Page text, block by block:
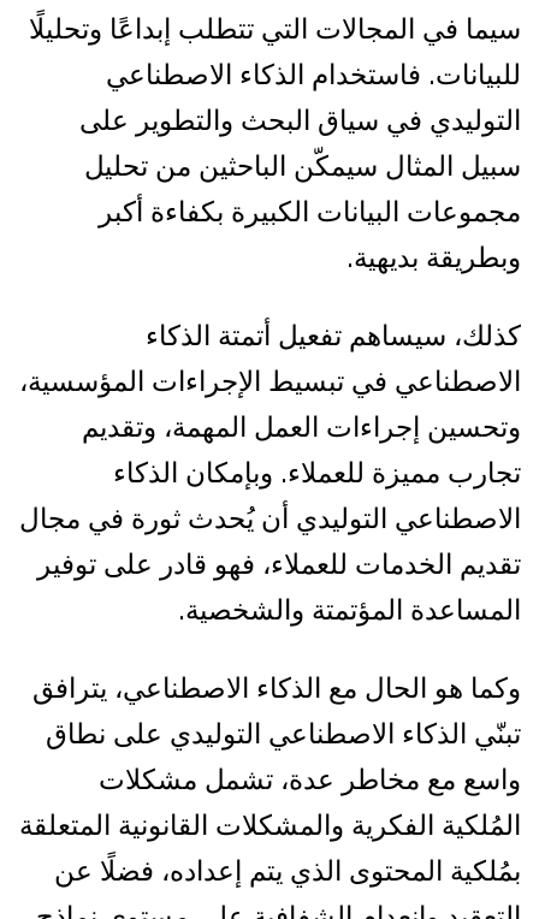
سيما في المجالات التي تتطلب إبداعًا وتحليلًا
للبيانات. فاستخدام الذكاء الاصطناعي
التوليدي في سياق البحث والتطوير على
سبيل المثال سيمكّن الباحثين من تحليل
مجموعات البيانات الكبيرة بكفاءة أكبر
وبطريقة بديهية.
كذلك، سيساهم تفعيل أتمتة الذكاء
الاصطناعي في تبسيط الإجراءات المؤسسية،
وتحسين إجراءات العمل المهمة، وتقديم
تجارب مميزة للعملاء. وبإمكان الذكاء
الاصطناعي التوليدي أن يُحدث ثورة في مجال
تقديم الخدمات للعملاء، فهو قادر على توفير
المساعدة المؤتمتة والشخصية.
وكما هو الحال مع الذكاء الاصطناعي، يترافق
تبنّي الذكاء الاصطناعي التوليدي على نطاق
واسع مع مخاطر عدة، تشمل مشكلات
المُلكية الفكرية والمشكلات القانونية المتعلقة
بمُلكية المحتوى الذي يتم إعداده، فضلًا عن